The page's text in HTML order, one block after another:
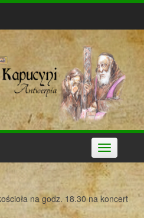
Toggle
navigation
na godz. 18.30 na koncert